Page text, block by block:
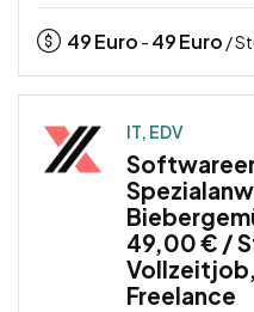
49Euro - 49Euro /
IT, EDV
49,00 € /
Freelance